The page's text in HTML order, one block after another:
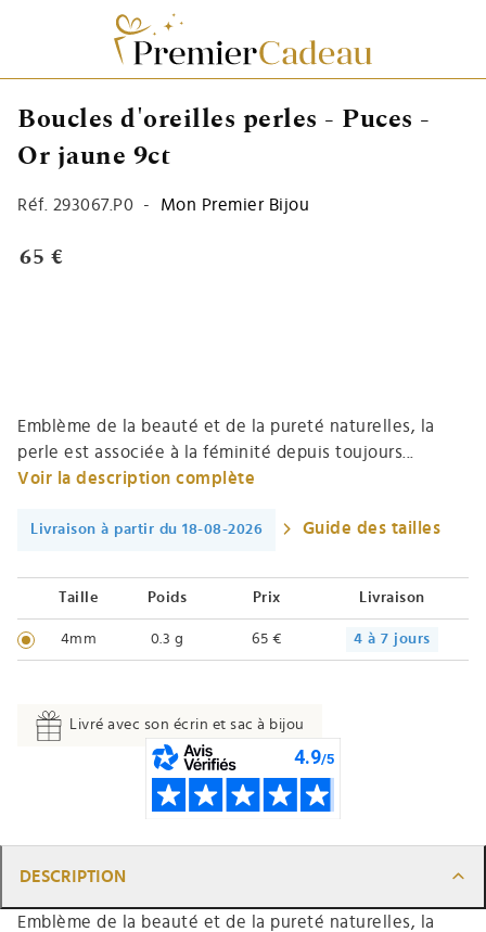
Boucles d'oreilles perles - Puces -
Or jaune 9ct
Réf. 293067.P0 - Mon Premier Bijou
65 €
Emblème de la beauté et de la pureté naturelles, la
perle est associée à la féminité depuis toujours...
Voir la description complète
Livraison à partir du 18-08-2026 Guide des tailles
Taille Poids Prix Livraison
4mm 0.3 g 65 € 4 à 7 jours
Livré avec son écrin et sac à bijou
DESCRIPTION
Emblème de la beauté et de la pureté naturelles, la